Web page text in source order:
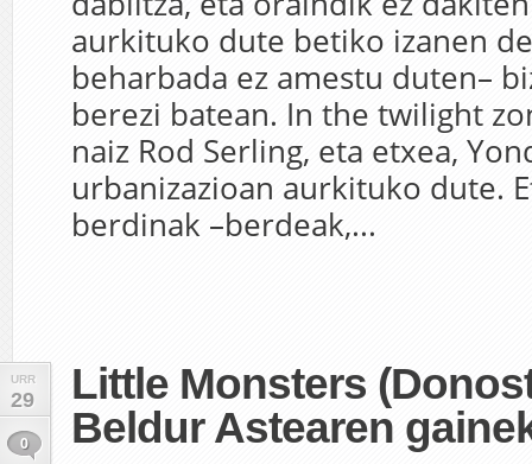
aurkituko dute betiko izanen
beharbada ez amestu duten–
berezi batean. In the twilight
naiz Rod Serling, eta etxea,
urbanizazioan aurkituko dute.
berdinak –berdeak,...
URR
29
0
Little Monsters
Beldur Astearen